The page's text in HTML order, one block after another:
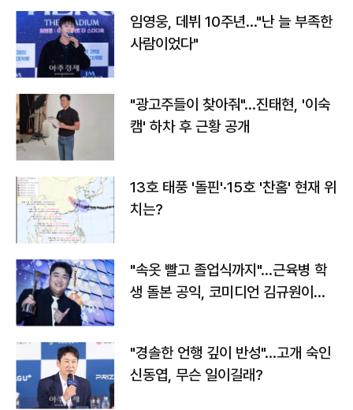
임영웅, 데뷔 10주년…"난 늘 부족한
사람이었다"
"광고주들이 찾아줘"…진태현, '이숙
캠' 하차 후 근황 공개
13호 태풍 '돌핀'·15호 '찬홈' 현재 위
치는?
"속옷 빨고 졸업식까지"…근육병 학
생 돌본 공익, 코미디언 김규원이었
"경솔한 언행 깊이 반성"…고개 숙인
신동엽, 무슨 일이길래?